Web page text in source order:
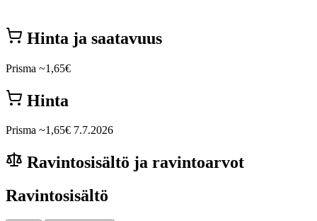
Hinta ja saatavuus
Prisma ~1,65€
Hinta
Prisma ~1,65€ 7.7.2026
Ravintosisältö ja ravintoarvot
Ravintosisältö